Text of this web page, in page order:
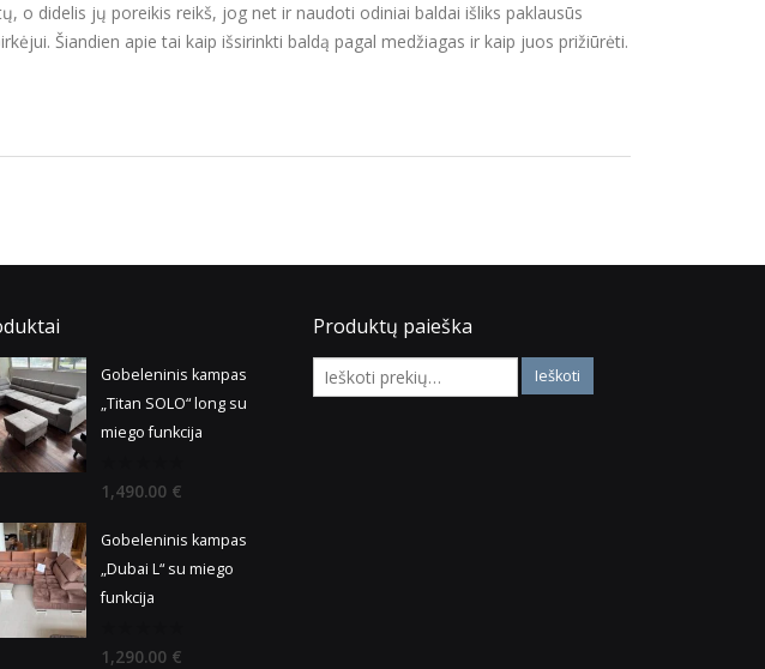
o didelis jų poreikis reikš, jog net ir naudoti odiniai baldai išliks paklausūs
Šiandien apie tai kaip išsirinkti baldą pagal medžiagas ir kaip juos prižiūrėti.
Gobeleninis kampas
„Titan SOLO“ long su
miego funkcija
0
out
1,490.00 €
Gobeleninis kampas
„Dubai L“ su miego
funkcija
0
out
1,290.00 €
Produktų paieška